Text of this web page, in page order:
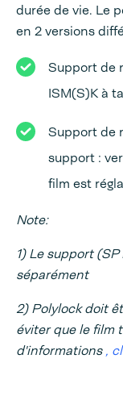
durée de vie. Le
en 2 versions
Support de
ISM(S)K à
Support de
support :
film est
Note:
1) Le support
séparément
2) Polylock doit
éviter que le film
d'informations,